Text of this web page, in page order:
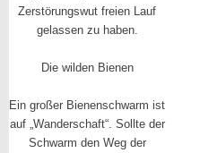
Zerstörungswut freien Lauf
gelassen zu haben.
Die wilden Bienen
Ein großer Bienenschwarm ist
auf „Wanderschaft“. Sollte der
Schwarm den Weg der